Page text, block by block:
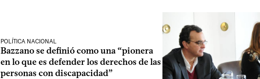
POLÍTICA NACIONAL
Bazzano se definió como una “pionera
en lo que es defender los derechos de las
personas con discapacidad”